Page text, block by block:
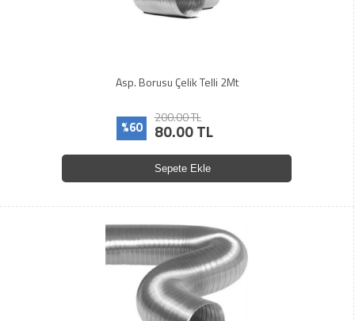
Asp. Borusu Çelik Telli 2Mt
%60
200.00 TL
80.00 TL
Sepete Ekle